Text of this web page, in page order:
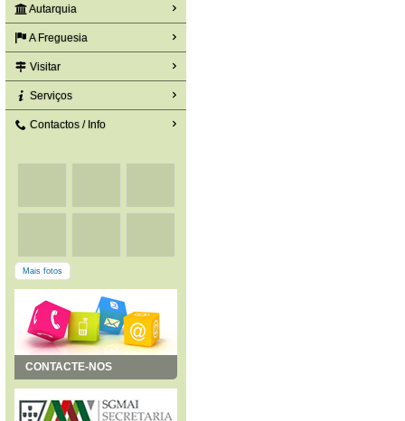
Autarquia
A Freguesia
Visitar
Serviços
Contactos / Info
Mais fotos
CONTACTE-NOS